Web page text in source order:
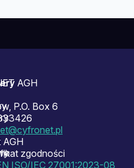
AGH
P.O. Box 6
AGH
zgodności
ISO/IEC 27001:2023-08